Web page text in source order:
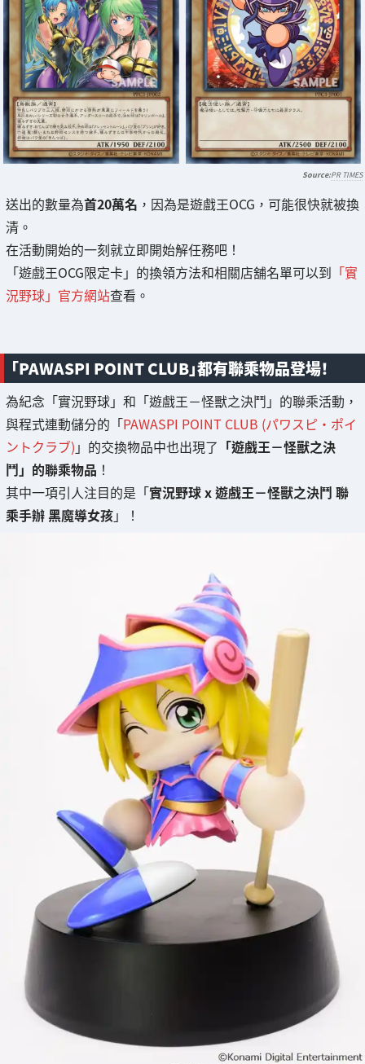
PR TIMES
送出的數量為首20萬名 ，因為是遊戲王OCG，可能很快就被換
清。
在活動開始的一刻就立即開始解任務吧！
「遊戲王OCG限定卡」的換領方法和相關店舖名單可以到 「實
況野球」官方網站查看。
「PAWASPI POINT CLUB」都有聯乘物品登場！
為紀念「實況野球」和「遊戲王－怪獸之決鬥」的聯乘活動，
與程式連動儲分的「PAWASPI POINT CLUB (パワスピ・ポイ
ントクラブ) 」的交換物品中也出現了 「遊戲王－怪獸之決
鬥」的聯乘物品 ！
其中一項引人注目的是「實況野球 x 遊戲王－怪獸之決鬥 聯
乘手辦 黑魔導女孩」！